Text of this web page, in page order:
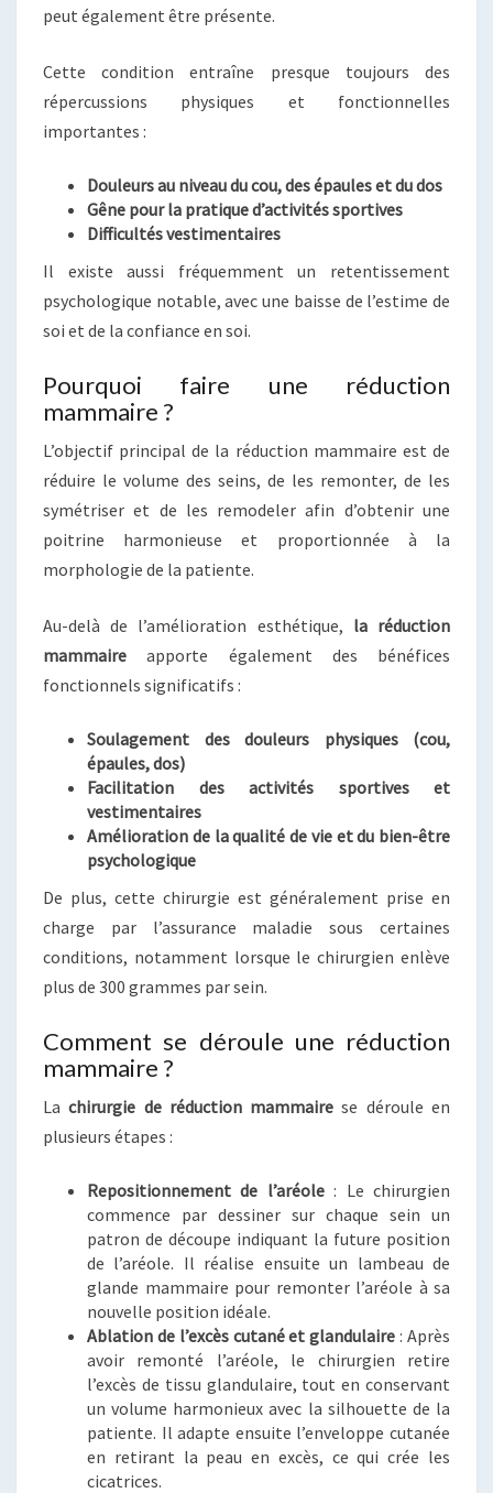
peut également être présente.
Cette condition entraîne presque toujours des
répercussions physiques et fonctionnelles
importantes :
Douleurs au niveau du cou, des épaules et du dos
Gêne pour la pratique d’activités sportives
Difficultés vestimentaires
Il existe aussi fréquemment un retentissement
psychologique notable, avec une baisse de l’estime de
soi et de la confiance en soi.
Pourquoi faire une réduction
mammaire ?
L’objectif principal de la réduction mammaire est de
réduire le volume des seins, de les remonter, de les
symétriser et de les remodeler afin d’obtenir une
poitrine harmonieuse et proportionnée à la
morphologie de la patiente.
Au-delà de l’amélioration esthétique, la réduction
mammaire apporte également des bénéfices
fonctionnels significatifs :
Soulagement des douleurs physiques (cou,
épaules, dos)
Facilitation des activités sportives et
vestimentaires
Amélioration de la qualité de vie et du bien-être
psychologique
De plus, cette chirurgie est généralement prise en
charge par l’assurance maladie sous certaines
conditions, notamment lorsque le chirurgien enlève
plus de 300 grammes par sein.
Comment se déroule une réduction
mammaire ?
Lachirurgie de réduction mammaire se déroule en
plusieurs étapes :
Repositionnement de l’aréole: Le chirurgien
commence par dessiner sur chaque sein un
patron de découpe indiquant la future position
de l’aréole. Il réalise ensuite un lambeau de
glande mammaire pour remonter l’aréole à sa
nouvelle position idéale.
Ablation de l’excès cutané et glandulaire : Après
avoir remonté l’aréole, le chirurgien retire
l’excès de tissu glandulaire, tout en conservant
un volume harmonieux avec la silhouette de la
patiente. Il adapte ensuite l’enveloppe cutanée
en retirant la peau en excès, ce qui crée les
cicatrices.